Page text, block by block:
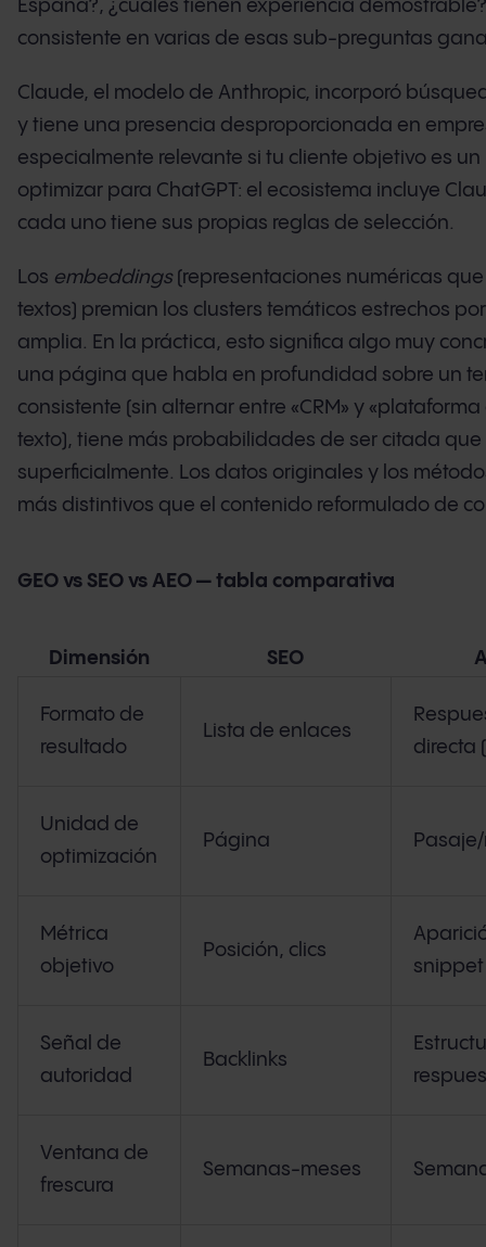
España?, ¿cuáles tienen experiencia
consistente en varias de esas sub-preguntas
Claude, el modelo de Anthropic, incorporó
y tiene una presencia desproporcionada en
especialmente relevante si tu cliente objetivo es
optimizar para ChatGPT: el ecosistema incluye
cada uno tiene sus propias reglas de selección.
Los embeddings(representaciones numéricas
textos) premian los clusters temáticos estrechos
amplia. En la práctica, esto significa algo muy
una página que habla en profundidad sobre un
consistente (sin alternar entre «CRM» y
texto), tiene más probabilidades de ser citada
superficialmente. Los datos originales y los
más distintivos que el contenido reformulado de
GEO vs SEO vs AEO — tabla comparativa
Dimensión SEO
Formato de
resultado
Lista de enlaces
directa
Unidad de
optimización
Página
Métrica
objetivo
Posición, clics
snippet
Señal de
autoridad
Backlinks
Ventana de
frescura
Semanas-meses